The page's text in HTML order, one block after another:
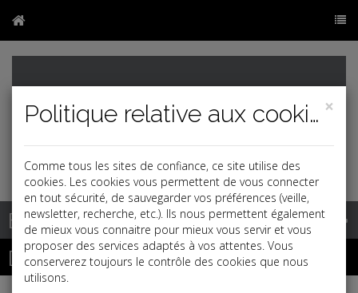
Base documentaire
Dépêches
×
Politique relative aux cookies
Comme tous les sites de confiance, ce site utilise des
cookies. Les cookies vous permettent de vous connecter
en tout sécurité, de sauvegarder vos préférences (veille,
newsletter, recherche, etc.). Ils nous permettent également
de mieux vous connaitre pour mieux vous servir et vous
proposer des services adaptés à vos attentes. Vous
conserverez toujours le contrôle des cookies que nous
utilisons.